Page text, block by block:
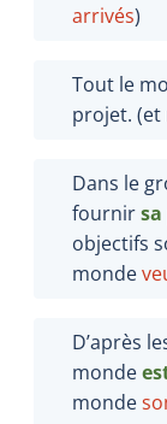
arrivés)
Tout le
projet. (et
Dans le
fournirsa
objectifs
monde
D’après
monde
monde